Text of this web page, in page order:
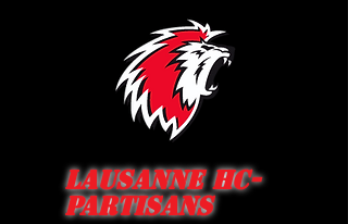
Lausanne HC-
Partisans